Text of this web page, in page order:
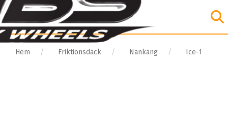
Hem Friktionsdäck Nankang Ice-1